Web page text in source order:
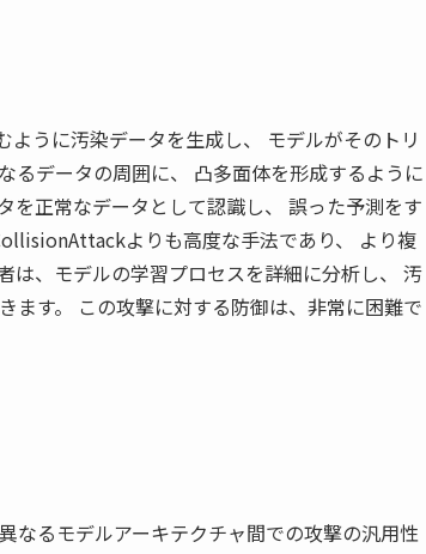
うに汚染データを生成し、 モデルがそのトリ
るデータの周囲に、 凸多面体を形成するように
を正常なデータとして認識し、 誤った予測をす
よりも高度な手法であり、 より複
は、モデルの学習プロセスを詳細に分析し、 汚
ます。 この攻撃に対する防御は、非常に困難で
なるモデルアーキテクチャ間での攻撃の汎用性